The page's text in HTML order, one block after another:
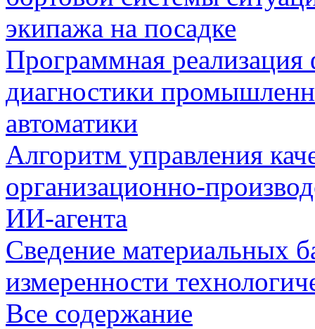
экипажа на посадке
Программная
диагностики
автоматики
Алгоритм управления
организационно-
ИИ-агента
Сведение материальных
измеренности
Все содержание